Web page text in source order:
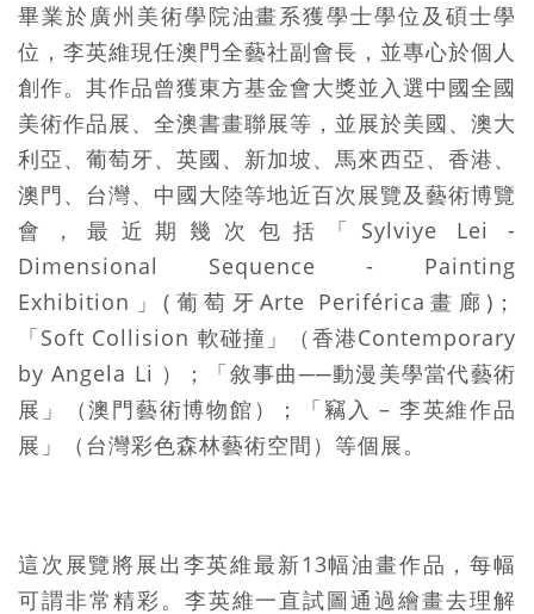
畢業於廣州美術學院油畫系獲學士學位及碩士學
位，李英維現任澳門全藝社副會長，並專心於個人
創作。其作品曾獲東方基金會大獎並入選中國全國
美術作品展、全澳書畫聯展等，並展於美國、澳大
利亞、葡萄牙、英國、新加坡、馬來西亞、香港、
澳門、台灣、中國大陸等地近百次展覽及藝術博覽
會，最近期幾次包括「Sylviye Lei -
Dimensional Sequence - Painting
Exhibition」(葡萄牙Arte Periférica畫廊)；
「Soft Collision 軟碰撞」（香港Contemporary
by Angela Li ）；「敘事曲──動漫美學當代藝術
展」（澳門藝術博物館）；「竊入 – 李英維作品
展」（台灣彩色森林藝術空間）等個展。
這次展覽將展出李英維最新13幅油畫作品，每幅
可謂非常精彩。李英維一直試圖通過繪畫去理解